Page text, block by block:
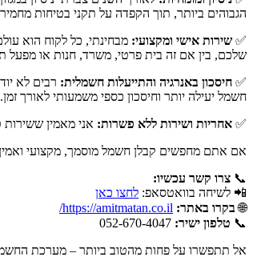
הגבוהים ביותר, תוך הקפדה על תקני בטיחות
✅ שירות אישי ומקצועי: מבחינתי, כל לקוח הוא
שלכם, בין אם זה בית פרטי, משרד, חנות או מפעל
✅ חיסכון באנרגיה והתייעלות חשמלית: רבים לא
חשמל יעילה יותר וחיסכון כספי משמעותי לאורך זמן.
✅ אחריות ושירות ללא פשרות: אני מאמין
אם אתם מחפשים קבלן חשמל מוסמך, מקצועי
📞 צרו קשר עכשיו:
📲 לשיחה בוואטסאפ: לחצו כאן
🌐בקרו באתר: https://amitmatan.co.il/
📞 טלפון ישיר:
אל תתפשרו על פחות מהטוב ביותר – מערכת